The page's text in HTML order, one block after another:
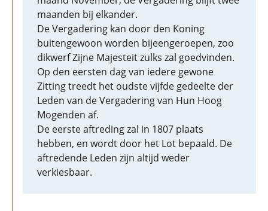
maanden bij elkander.
De Vergadering kan door den Koning
buitengewoon worden bijeengeroepen, zoo
dikwerf Zijne Majesteit zulks zal goedvinden.
Op den eersten dag van iedere gewone
Zitting treedt het oudste vijfde gedeelte der
Leden van de Vergadering van Hun Hoog
Mogenden af.
De eerste aftreding zal in 1807 plaats
hebben, en wordt door het Lot bepaald. De
aftredende Leden zijn altijd weder
verkiesbaar.